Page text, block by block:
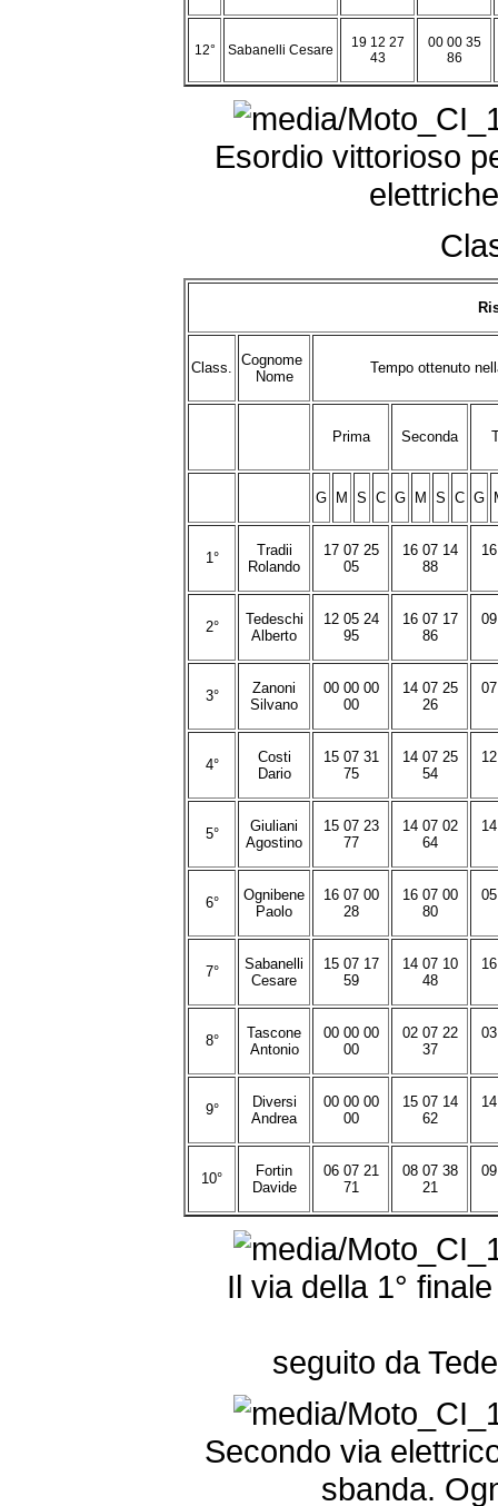
12° Sabanelli Cesare
19 12 27
43
00 00 35
86
Esordio vittorioso
Class. Cognome
Nome
Tempo ottenuto
Prima Seconda
G M S C G M S C G
1°
Tradii
Rolando
17 07 25
05
16 07 14
88
2°
Tedeschi
Alberto
12 05 24
95
16 07 17
86
3°
Zanoni
Silvano
00 00 00
00
14 07 25
26
4°
Costi
Dario
15 07 31
75
14 07 25
54
5°
Giuliani
Agostino
15 07 23
77
14 07 02
64
6°
Ognibene
Paolo
16 07 00
28
16 07 00
80
7°
Sabanelli
Cesare
15 07 17
59
14 07 10
48
8°
Tascone
Antonio
00 00 00
00
02 07 22
37
9°
Diversi
Andrea
00 00 00
00
15 07 14
62
10°
Fortin
Davide
06 07 21
71
08 07 38
21
Il via della 1°
seguito da
Secondo via
sbanda.